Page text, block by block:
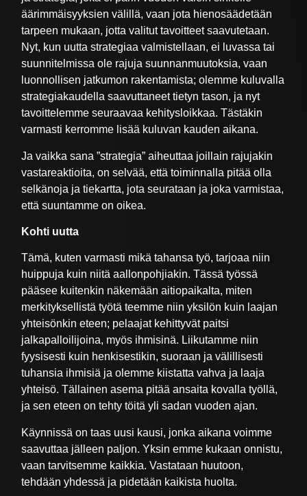
äärimmäisyyksien välillä, vaan jota hienosäädetään
tarpeen mukaan, jotta valitut tavoitteet saavutetaan.
Nyt, kun uutta strategiaa valmistellaan, ei luvassa tai
suunnitelmissa ole rajuja suunnanmuutoksia, vaan
luonnollisen jatkumon rakentamista; olemme kuluvalla
strategiakaudella saavuttaneet tietyn tason, ja nyt
tavoittelemme seuraavaa kehitysloikkaa. Tästäkin
varmasti kerromme lisää kuluvan kauden aikana.
Ja vaikka sana ”strategia” aiheuttaa joillain rajujakin
vastareaktioita, on selvää, että toiminnalla pitää olla
selkänoja ja tiekartta, jota seurataan ja joka varmistaa,
että suuntamme on oikea.
Kohti uutta
Tämä, kuten varmasti mikä tahansa työ, tarjoaa niin
huippuja kuin niitä aallonpohjiakin. Tässä työssä
pääsee kuitenkin näkemään aitiopaikalta, miten
merkityksellistä työtä teemme niin yksilön kuin laajan
yhteisönkin eteen; pelaajat kehittyvät paitsi
jalkapalloilijoina, myös ihmisinä. Liikutamme niin
fyysisesti kuin henkisestikin, suoraan ja välillisesti
tuhansia ihmisiä ja olemme kiistatta vahva ja laaja
yhteisö. Tällainen asema pitää ansaita kovalla työllä,
ja sen eteen on tehty töitä yli sadan vuoden ajan.
Käynnissä on taas uusi kausi, jonka aikana voimme
saavuttaa jälleen paljon. Yksin emme kukaan onnistu,
vaan tarvitsemme kaikkia. Vastataan huutoon,
tehdään yhdessä ja pidetään kaikista huolta.